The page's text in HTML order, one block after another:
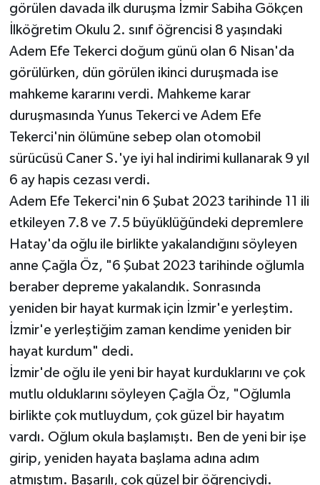
görülen davada ilk duruşma İzmir Sabiha Gökçen
İlköğretim Okulu 2. sınıf öğrencisi 8 yaşındaki
Adem Efe Tekerci doğum günü olan 6 Nisan'da
görülürken, dün görülen ikinci duruşmada ise
mahkeme kararını verdi. Mahkeme karar
duruşmasında Yunus Tekerci ve Adem Efe
Tekerci'nin ölümüne sebep olan otomobil
sürücüsü Caner S.'ye iyi hal indirimi kullanarak 9 yıl
6 ay hapis cezası verdi.
Adem Efe Tekerci'nin 6 Şubat 2023 tarihinde 11 ili
etkileyen 7.8 ve 7.5 büyüklüğündeki depremlere
Hatay'da oğlu ile birlikte yakalandığını söyleyen
anne Çağla Öz, "6 Şubat 2023 tarihinde oğlumla
beraber depreme yakalandık. Sonrasında
yeniden bir hayat kurmak için İzmir'e yerleştim.
İzmir'e yerleştiğim zaman kendime yeniden bir
hayat kurdum" dedi.
İzmir'de oğlu ile yeni bir hayat kurduklarını ve çok
mutlu olduklarını söyleyen Çağla Öz, "Oğlumla
birlikte çok mutluydum, çok güzel bir hayatım
vardı. Oğlum okula başlamıştı. Ben de yeni bir işe
girip, yeniden hayata başlama adına adım
atmıştım. Başarılı, çok güzel bir öğrenciydi.